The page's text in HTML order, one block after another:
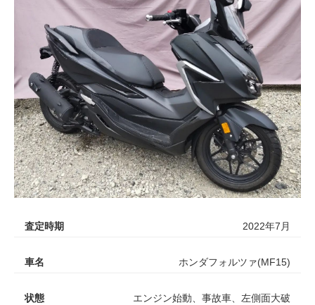
査定時期 2022年7月
車名 ホンダフォルツァ(MF15)
状態 エンジン始動、事故車、左側面大破